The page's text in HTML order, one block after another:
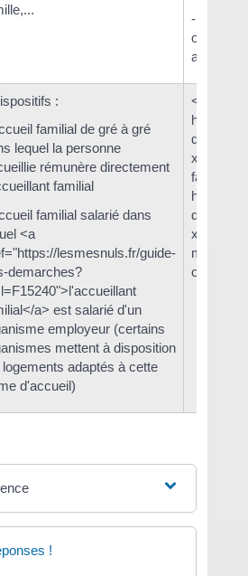
-
ou du
avec sa
:
familial de gré à gré
lequel la personne
rémunère directement
familial
familial salarié dans
<a
lesmesnuls.fr/guide-
demarches?
a> est salarié d'un
employeur (certains
mettent à disposition
logements adaptés à cette
d'accueil)
<a
des-
familial</
des-
morale</
ou le
!